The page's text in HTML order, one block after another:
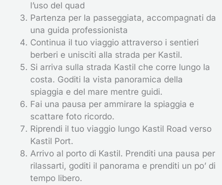
l’uso del quad
Partenza per la passeggiata, accompagnati da
una guida professionista
Continua il tuo viaggio attraverso i sentieri
berberi e unisciti alla strada per Kastil.
Si arriva sulla strada Kastil che corre lungo la
costa. Goditi la vista panoramica della
spiaggia e del mare mentre guidi.
Fai una pausa per ammirare la spiaggia e
scattare foto ricordo.
Riprendi il tuo viaggio lungo Kastil Road verso
Kastil Port.
Arrivo al porto di Kastil. Prenditi una pausa per
rilassarti, goditi il ​​panorama e prenditi un po’ di
tempo libero.